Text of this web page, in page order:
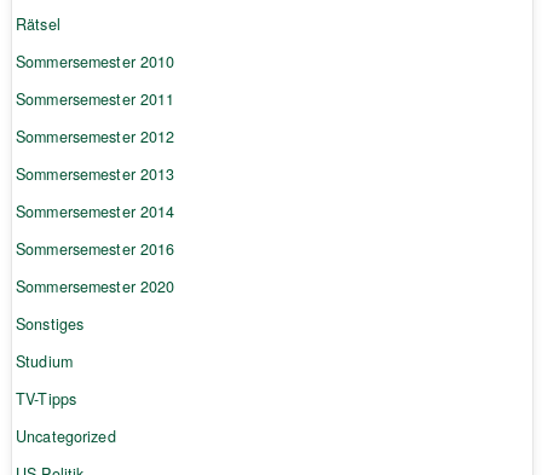
Rätsel
Sommersemester 2010
Sommersemester 2011
Sommersemester 2012
Sommersemester 2013
Sommersemester 2014
Sommersemester 2016
Sommersemester 2020
Sonstiges
Studium
TV-Tipps
Uncategorized